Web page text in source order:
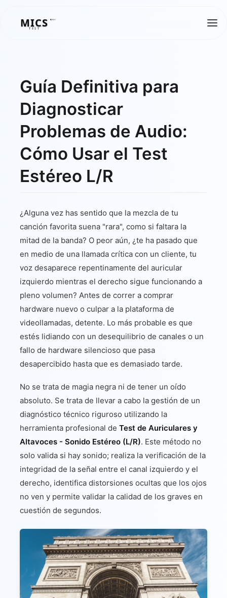
MICS
MICS
TEST
Guía Definitiva para
Diagnosticar
Problemas de Audio:
Cómo Usar el Test
Estéreo L/R
¿Alguna vez has sentido que la mezcla de tu
canción favorita suena "rara", como si faltara la
mitad de la banda? O peor aún, ¿te ha pasado que
en medio de una llamada crítica con un cliente, tu
voz desaparece repentinamente del auricular
izquierdo mientras el derecho sigue funcionando a
pleno volumen? Antes de correr a comprar
hardware nuevo o culpar a la plataforma de
videollamadas, detente. Lo más probable es que
estés lidiando con un desequilibrio de canales o un
fallo de hardware silencioso que pasa
desapercibido hasta que es demasiado tarde.
No se trata de magia negra ni de tener un oído
absoluto. Se trata de llevar a cabo la gestión de un
diagnóstico técnico riguroso utilizando la
herramienta profesional de Test de Auriculares y
Altavoces - Sonido Estéreo (L/R). Este método no
solo valida si hay sonido; realiza la verificación de la
integridad de la señal entre el canal izquierdo y el
derecho, identifica distorsiones ocultas que los ojos
no ven y permite validar la calidad de los graves en
cuestión de segundos.